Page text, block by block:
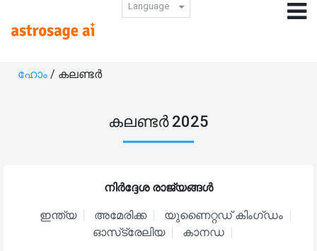
Language
ഹോം / കലണ്ടർ
കലണ്ടർ 2025
നിർദ്ദേശ രാജ്യങ്ങൾ
ഇന്ത്യ അമേരിക്ക
യുണൈറ്റഡ് കിംഗ്ഡം
ഓസ്‌ട്രേലിയ
കാനഡ